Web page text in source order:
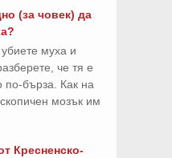
(за човек) да
муха и
че тя е
по-бърза. Как на
мозък им
Кресненско-